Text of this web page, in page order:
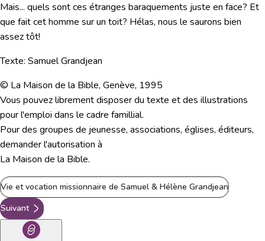
Mais... quels sont ces étranges baraquements juste en face? Et
que fait cet homme sur un toit? Hélas, nous le saurons bien
assez tôt!
Texte: Samuel Grandjean
© La Maison de la Bible, Genève, 1995
Vous pouvez librement disposer du texte et des illustrations
pour l'emploi dans le cadre famillial.
Pour des groupes de jeunesse, associations, églises, éditeurs,
demander l'autorisation à
La Maison de la Bible.
Vie et vocation missionnaire de Samuel & Hélène Grandjean
Suivant